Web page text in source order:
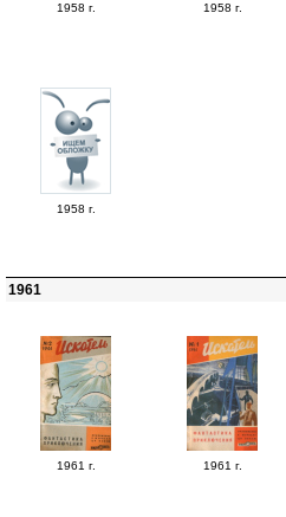
1958 г. 1958 г.
1958 г.
1961
1961 г. 1961 г.